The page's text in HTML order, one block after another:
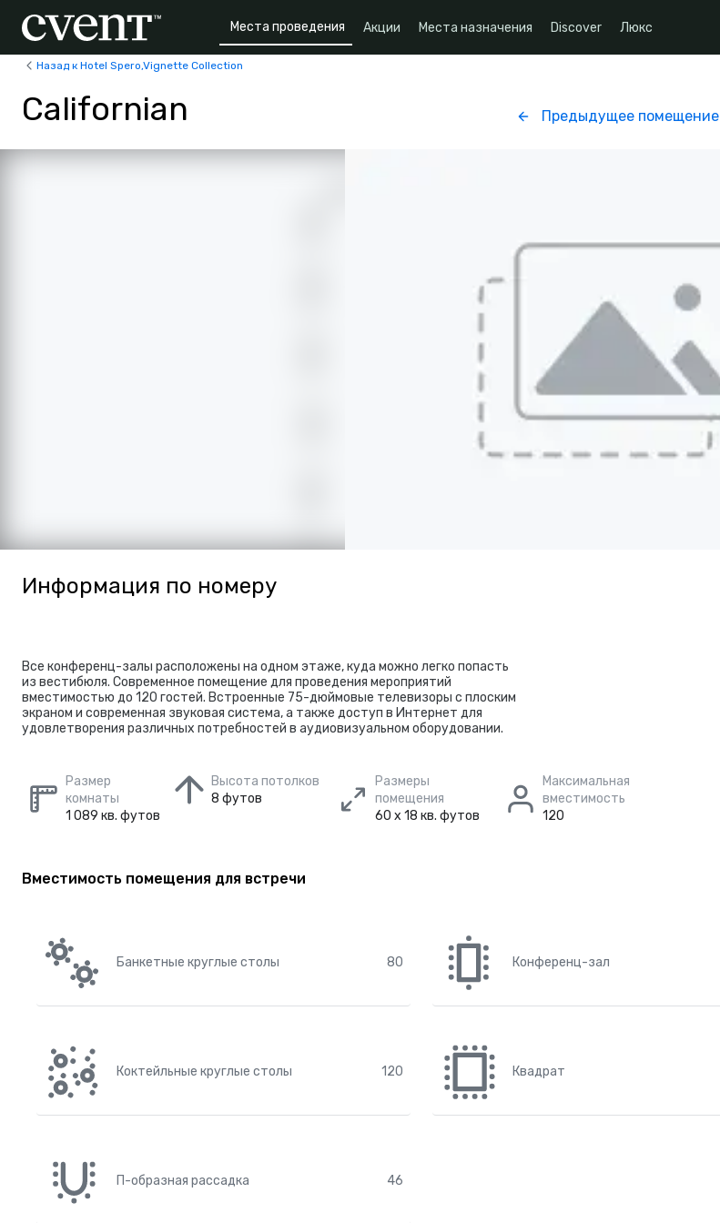
Места проведения Акции Места назначения Discover Люкс
Назад к Hotel Spero,Vignette Collection
Californian Предыдущее помещение
Информация по номеру
Все конференц-залы расположены на одном этаже, куда можно легко попасть
из вестибюля. Современное помещение для проведения мероприятий
вместимостью до 120 гостей. Встроенные 75-дюймовые телевизоры с плоским
экраном и современная звуковая система, а также доступ в Интернет для
удовлетворения различных потребностей в аудиовизуальном оборудовании.
Размер
комнаты
1 089 кв. футов
Высота потолков
8 футов
Размеры
помещения
60 x 18 кв. футов
Максимальная
вместимость
120
Вместимость помещения для встречи
Банкетные круглые столы 80 Конференц-зал
Коктейльные круглые столы 120 Квадрат
П-образная рассадка 46